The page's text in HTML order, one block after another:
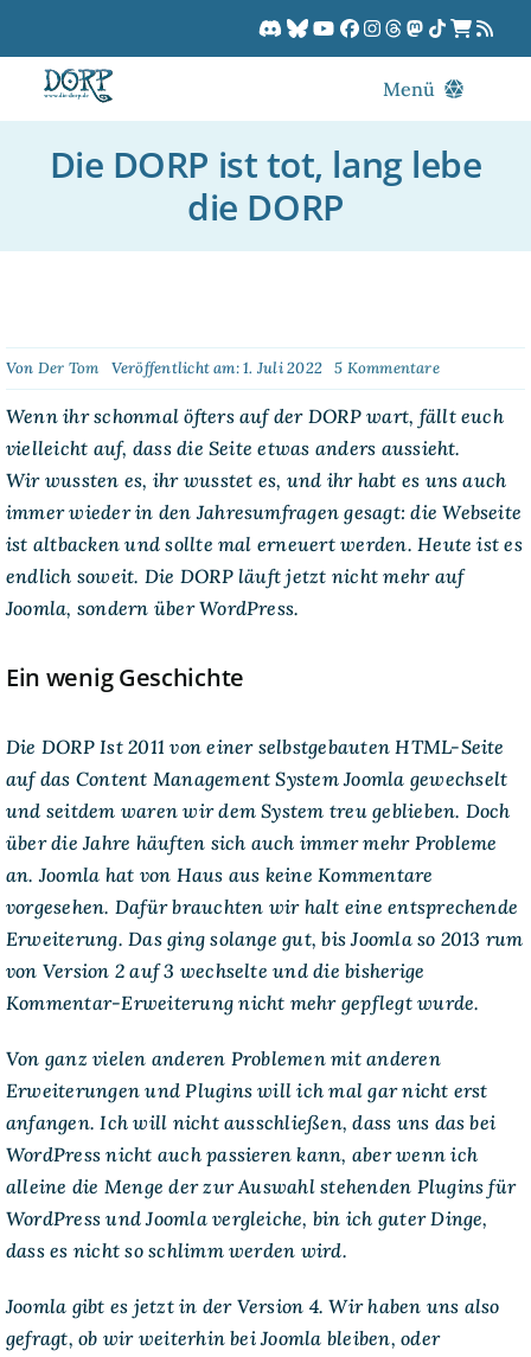
springen
Menü
DORPCast
Patreon
Kalender
Die DORP ist tot, lang lebe
die DORP
Von Der Tom Veröffentlicht am: 1. Juli 2022 5 Kommentareon
Die
DORP
ist
tot,
lebe
die
Wenn ihr schonmal öfters auf der DORP wart, fällt euch
vielleicht auf, dass die Seite etwas anders aussieht.
Wir wussten es, ihr wusstet es, und ihr habt es uns auch
immer wieder in den Jahresumfragen gesagt: die Webseite
ist altbacken und sollte mal erneuert werden. Heute ist es
endlich soweit. Die DORP läuft jetzt nicht mehr auf
Joomla, sondern über WordPress.
Ein wenig Geschichte
Die DORP Ist 2011 von einer selbstgebauten HTML-Seite
auf das Content Management System Joomla gewechselt
und seitdem waren wir dem System treu geblieben. Doch
über die Jahre häuften sich auch immer mehr Probleme
an. Joomla hat von Haus aus keine Kommentare
vorgesehen. Dafür brauchten wir halt eine entsprechende
Erweiterung. Das ging solange gut, bis Joomla so 2013 rum
von Version 2 auf 3 wechselte und die bisherige
Kommentar-Erweiterung nicht mehr gepflegt wurde.
Von ganz vielen anderen Problemen mit anderen
Erweiterungen und Plugins will ich mal gar nicht erst
anfangen. Ich will nicht ausschließen, dass uns das bei
WordPress nicht auch passieren kann, aber wenn ich
alleine die Menge der zur Auswahl stehenden Plugins für
WordPress und Joomla vergleiche, bin ich guter Dinge,
dass es nicht so schlimm werden wird.
Joomla gibt es jetzt in der Version 4. Wir haben uns also
gefragt, ob wir weiterhin bei Joomla bleiben, oder